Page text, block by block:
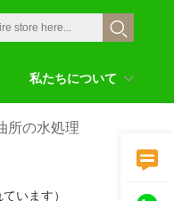
私たちについて
所の水処理
います）
